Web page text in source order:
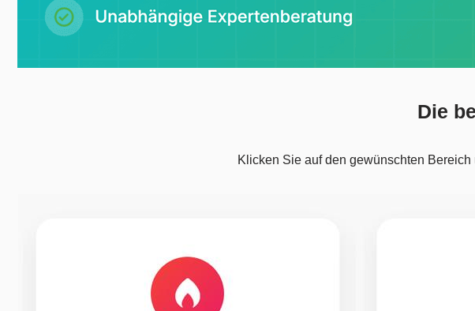
Die
Klicken Sie auf den gewünschten